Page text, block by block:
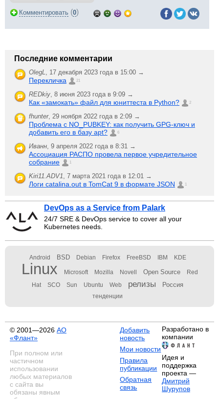
Комментировать (0)
Последние комментарии
OlegL, 17 декабря 2023 года в 15:00 →
Перекличка 21
REDkiy, 8 июня 2023 года в 9:09 →
Как «замокать» файл для юниттеста в Python? 2
fhunter, 29 ноября 2022 года в 2:09 →
Проблема с NO_PUBKEY: как получить GPG-ключ и
добавить его в базу apt?
6
Иванн, 9 апреля 2022 года в 8:31 →
Ассоциация РАСПО провела первое учредительное
собрание
1
Kiri11.ADV1, 7 марта 2021 года в 12:01 →
Логи catalina.out в TomCat 9 в формате JSON 1
DevOps as a Service from Palark
24/7 SRE & DevOps service to cover all your
Kubernetes needs.
Android BSD Debian Firefox FreeBSD IBM KDE
Linux Microsoft Mozilla Novell Open Source Red
Hat SCO Sun Ubuntu Web релизы Россия
тенденции
© 2001—2026 АО
«Флант»
При полном или
частичном
использовании
любых материалов
с сайта вы
обязаны явным
Добавить
новость
Мои новости
Правила
публикации
Обратная
связь
Разработано в
компании
Идея и
поддержка
проекта —
Дмитрий
Шурупов